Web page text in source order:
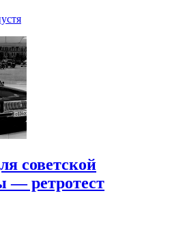
советской
— ретротест